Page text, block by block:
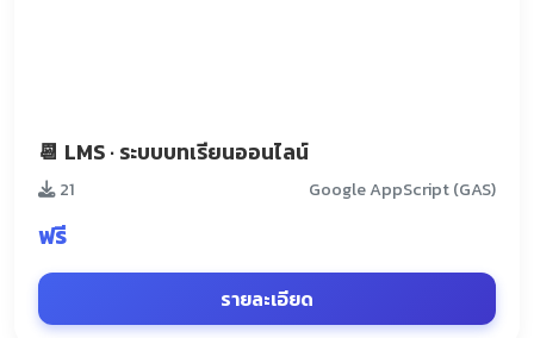
📆 LMS · ระบบบทเรียนออนไลน์
21 Google AppScript (GAS)
ฟรี
รายละเอียด